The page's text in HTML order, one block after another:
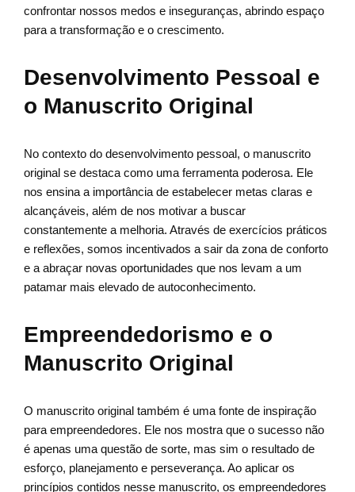
confrontar nossos medos e inseguranças, abrindo espaço
para a transformação e o crescimento.
Desenvolvimento Pessoal e
o Manuscrito Original
No contexto do desenvolvimento pessoal, o manuscrito
original se destaca como uma ferramenta poderosa. Ele
nos ensina a importância de estabelecer metas claras e
alcançáveis, além de nos motivar a buscar
constantemente a melhoria. Através de exercícios práticos
e reflexões, somos incentivados a sair da zona de conforto
e a abraçar novas oportunidades que nos levam a um
patamar mais elevado de autoconhecimento.
Empreendedorismo e o
Manuscrito Original
O manuscrito original também é uma fonte de inspiração
para empreendedores. Ele nos mostra que o sucesso não
é apenas uma questão de sorte, mas sim o resultado de
esforço, planejamento e perseverança. Ao aplicar os
princípios contidos nesse manuscrito, os empreendedores